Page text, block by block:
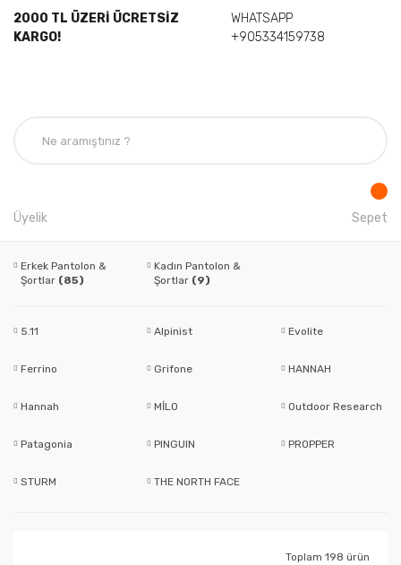
2000 TL ÜZERİ ÜCRETSİZ
KARGO!
WHATSAPP
+905334159738
Üyelik Sepet
Erkek Pantolon &
Şortlar (85)
Kadın Pantolon &
Şortlar (9)
5.11 Alpinist Evolite
Ferrino Grifone HANNAH
Hannah MİLO Outdoor Research
Patagonia PINGUIN PROPPER
STURM THE NORTH FACE
Toplam 198 ürün